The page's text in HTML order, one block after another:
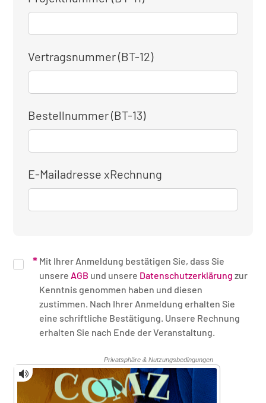
Vertragsnummer (BT-12)
Bestellnummer (BT-13)
E-Mailadresse xRechnung
Mit Ihrer Anmeldung bestätigen Sie, dass Sie
unsere AGB und unsere Datenschutzerklärung zur
Kenntnis genommen haben und diesen
zustimmen. Nach Ihrer Anmeldung erhalten Sie
eine schriftliche Bestätigung. Unsere Rechnung
erhalten Sie nach Ende der Veranstaltung.
Sicherheitsüberprüfung